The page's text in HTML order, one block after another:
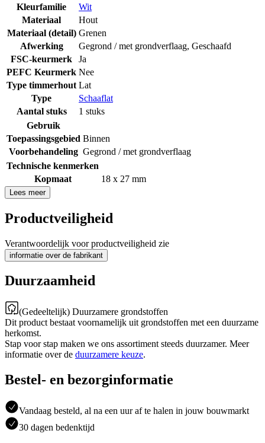
Kleurfamilie
Wit
Materiaal
Hout
Materiaal (detail) Grenen
Afwerking
Gegrond / met grondverflaag, Geschaafd
FSC-keurmerk
Ja
PEFC Keurmerk Nee
Type timmerhout Lat
Type
Schaaflat
Aantal stuks
1 stuks
Gebruik
Toepassingsgebied Binnen
Voorbehandeling Gegrond / met grondverflaag
Technische kenmerken
Kopmaat
18 x 27 mm
Lees meer
Productveiligheid
Verantwoordelijk voor productveiligheid zie
informatie over de fabrikant
Duurzaamheid
(Gedeeltelijk) Duurzamere grondstoffen
Dit product bestaat voornamelijk uit grondstoffen met een duurzame
herkomst.
Stap voor stap maken we ons assortiment steeds duurzamer. Meer
informatie over de duurzamere keuze.
Bestel- en bezorginformatie
Vandaag besteld, al na een uur af te halen in jouw bouwmarkt
30 dagen bedenktijd